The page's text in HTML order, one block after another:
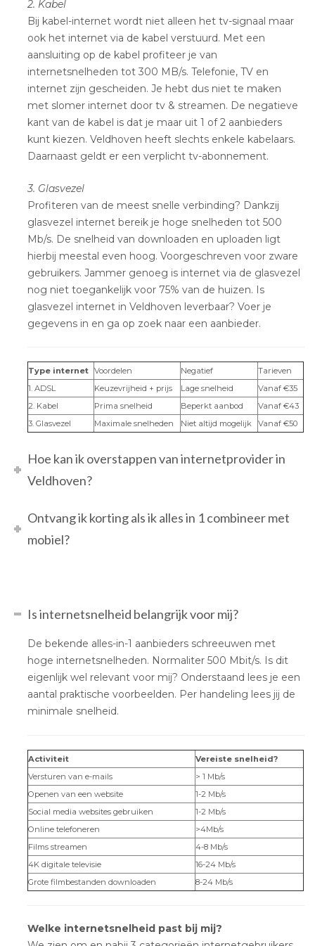
2. Kabel
Bij kabel-internet wordt niet alleen het tv-signaal maar
ook het internet via de kabel verstuurd. Met een
aansluiting op de kabel profiteer je van
internetsnelheden tot 300 MB/s. Telefonie, TV en
internet zijn gescheiden. Je hebt dus niet te maken
met slomer internet door tv & streamen. De negatieve
kant van de kabel is dat je maar uit 1 of 2 aanbieders
kunt kiezen. Veldhoven heeft slechts enkele kabelaars.
Daarnaast geldt er een verplicht tv-abonnement.
3. Glasvezel
Profiteren van de meest snelle verbinding? Dankzij
glasvezel internet bereik je hoge snelheden tot 500
Mb/s. De snelheid van downloaden en uploaden ligt
hierbij meestal even hoog. Voorgeschreven voor zware
gebruikers. Jammer genoeg is internet via de glasvezel
nog niet toegankelijk voor 75% van de huizen. Is
glasvezel internet in Veldhoven leverbaar? Voer je
gegevens in en ga op zoek naar een aanbieder.
Type internet Voordelen Negatief
Tarieven
1. ADSL
Keuzevrijheid + prijs Lage snelheid
Vanaf €35
2. Kabel
Prima snelheid Beperkt aanbod
Vanaf €43
3. Glasvezel
Maximale snelheden Niet altijd mogelijk Vanaf €50
Hoe kan ik overstappen van internetprovider in
Veldhoven?
Ontvang ik korting als ik alles in 1 combineer met
mobiel?
Is internetsnelheid belangrijk voor mij?
De bekende alles-in-1 aanbieders schreeuwen met
hoge internetsnelheden. Normaliter 500 Mbit/s. Is dit
eigenlijk wel relevant voor mij? Onderstaand lees je een
aantal praktische voorbeelden. Per handeling lees jij de
minimale snelheid.
Activiteit
Vereiste snelheid?
Versturen van e-mails
> 1 Mb/s
Openen van een website
1-2 Mb/s
Social media websites gebruiken
1-2 Mb/s
Online telefoneren
>4Mb/s
Films streamen
4-8 Mb/s
4K digitale televisie
16-24 Mb/s
Grote filmbestanden downloaden
8-24 Mb/s
Welke internetsnelheid past bij mij?